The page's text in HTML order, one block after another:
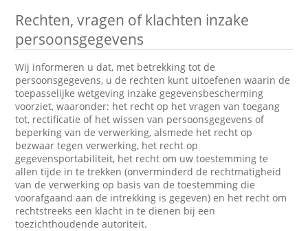
Rechten, vragen of klachten inzake
persoonsgegevens
Wij informeren u dat, met betrekking tot de
persoonsgegevens, u de rechten kunt uitoefenen waarin de
toepasselijke wetgeving inzake gegevensbescherming
voorziet, waaronder: het recht op het vragen van toegang
tot, rectificatie of het wissen van persoonsgegevens of
beperking van de verwerking, alsmede het recht op
bezwaar tegen verwerking, het recht op
gegevensportabiliteit, het recht om uw toestemming te
allen tijde in te trekken (onverminderd de rechtmatigheid
van de verwerking op basis van de toestemming die
voorafgaand aan de intrekking is gegeven) en het recht om
rechtstreeks een klacht in te dienen bij een
toezichthoudende autoriteit.